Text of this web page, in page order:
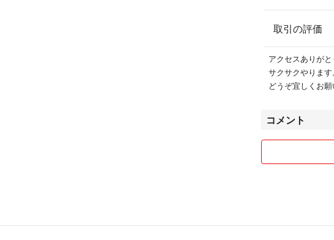
取引の評価
アクセスありがと
サクサクやります。
どうぞ宜しくお願
コメント